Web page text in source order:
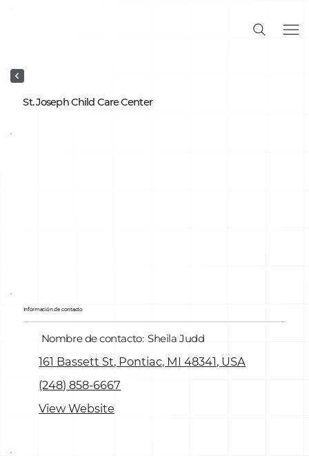
Información de contacto
Nombre de contacto: Sheila Judd
161 Bassett St, Pontiac, MI 48341, USA
(248) 858-6667
View Website
St. Joseph Child Care Center